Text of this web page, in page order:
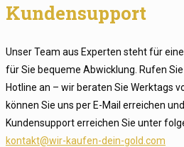
Kundensupport
Unser Team aus Experten steht für
für Sie bequeme Abwicklung. Rufen
Hotline an – wir beraten Sie Werktags
können Sie uns per E-Mail erreichen
Kundensupport erreichen Sie unter
kontakt@wir-kaufen-dein-gold.com